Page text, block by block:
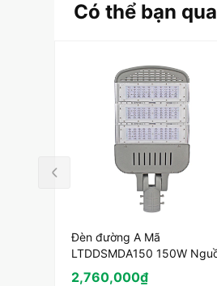
Có thể bạn
Đèn đường A Mã
LTDDSMDA150 150W
Philips
2,760,000₫